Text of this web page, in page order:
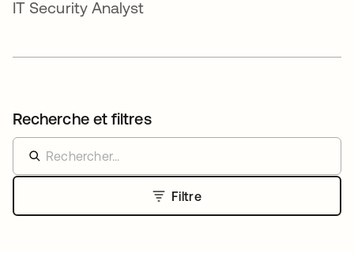
IT Security Analyst
Recherche et filtres
Filtre